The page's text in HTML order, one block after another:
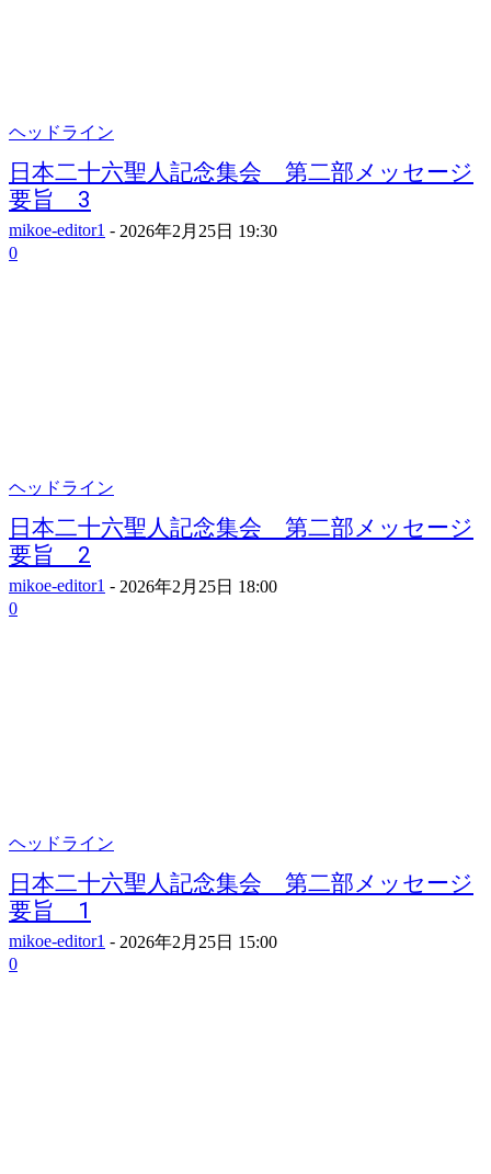
ヘッドライン
日本二十六聖人記念集会 第二部メッセージ
要旨 3
mikoe-editor1 - 2026年2月25日 19:30
0
ヘッドライン
日本二十六聖人記念集会 第二部メッセージ
要旨 2
mikoe-editor1 - 2026年2月25日 18:00
0
ヘッドライン
日本二十六聖人記念集会 第二部メッセージ
要旨 1
mikoe-editor1 - 2026年2月25日 15:00
0